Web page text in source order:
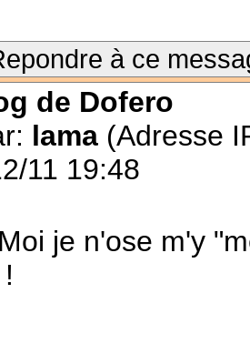
à ce
de Dofero
lama (Adresse
11 19:48
je n'ose m'y